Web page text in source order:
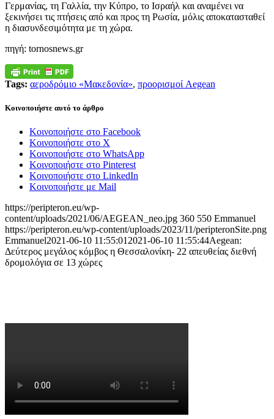
Γερμανίας, τη Γαλλία, την Κύπρο, το Ισραήλ και αναμένει να
ξεκινήσει τις πτήσεις από και προς τη Ρωσία, μόλις αποκατασταθεί
η διασυνδεσιμότητα με τη χώρα.
πηγή: tornosnews.gr
Tags: αεροδρόμιο «Μακεδονία», προορισμοί Aegean
Κοινοποιήστε αυτό το άρθρο
Κοινοποιήστε στο Facebook
Κοινοποιήστε στο X
Κοινοποιήστε στο WhatsApp
Κοινοποιήστε στο Pinterest
Κοινοποιήστε στο LinkedIn
Κοινοποιήστε με Mail
https://peripteron.eu/wp-
content/uploads/2021/06/AEGEAN_neo.jpg 360 550 Emmanuel
https://peripteron.eu/wp-content/uploads/2023/11/peripteronSite.png
Emmanuel2021-06-10 11:55:01 2021-06-10 11:55:44Aegean:
Δεύτερος μεγάλος κόμβος η Θεσσαλονίκη- 22 απευθείας διεθνή
δρομολόγια σε 13 χώρες